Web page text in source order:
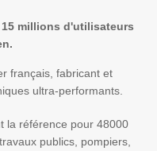
millions d'utilisateurs
français, fabricant et
ultra-performants.
la référence pour 48000
publics, pompiers,